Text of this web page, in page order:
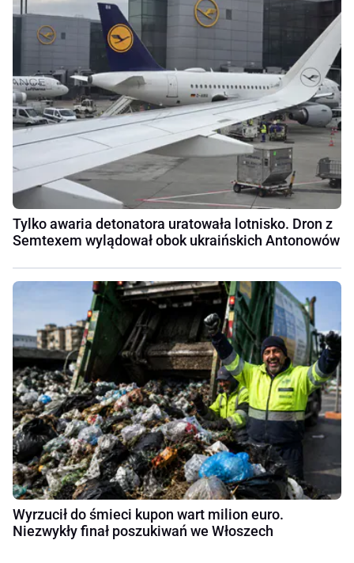
Tylko awaria detonatora uratowała lotnisko. Dron z
Semtexem wylądował obok ukraińskich Antonowów
Wyrzucił do śmieci kupon wart milion euro.
Niezwykły finał poszukiwań we Włoszech